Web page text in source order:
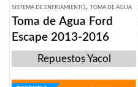
SISTEMA DE ENFRIAMIENTO, TOMA DE AGUA
Toma de Agua Ford
Escape 2013-2016
Repuestos Yacol